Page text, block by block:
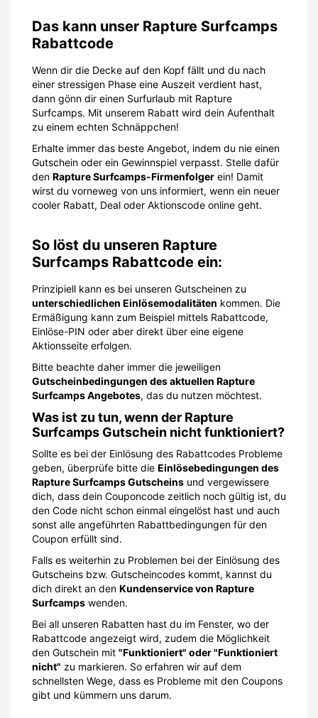
Das kann unser Rapture Surfcamps
Rabattcode
Wenn dir die Decke auf den Kopf fällt und du nach
einer stressigen Phase eine Auszeit verdient hast,
dann gönn dir einen Surfurlaub mit Rapture
Surfcamps. Mit unserem Rabatt wird dein Aufenthalt
zu einem echten Schnäppchen!
Erhalte immer das beste Angebot, indem du nie einen
Gutschein oder ein Gewinnspiel verpasst. Stelle dafür
den Rapture Surfcamps-Firmenfolger ein! Damit
wirst du vorneweg von uns informiert, wenn ein neuer
cooler Rabatt, Deal oder Aktionscode online geht.
So löst du unseren Rapture
Surfcamps Rabattcode ein:
Prinzipiell kann es bei unseren Gutscheinen zu
unterschiedlichen Einlösemodalitäten kommen. Die
Ermäßigung kann zum Beispiel mittels Rabattcode,
Einlöse-PIN oder aber direkt über eine eigene
Aktionsseite erfolgen.
Bitte beachte daher immer die jeweiligen
Gutscheinbedingungen des aktuellen Rapture
Surfcamps Angebotes, das du nutzen möchtest.
Was ist zu tun, wenn der Rapture
Surfcamps Gutschein nicht funktioniert?
Sollte es bei der Einlösung des Rabattcodes Probleme
geben, überprüfe bitte die Einlösebedingungen des
Rapture Surfcamps Gutscheins und vergewissere
dich, dass dein Couponcode zeitlich noch gültig ist, du
den Code nicht schon einmal eingelöst hast und auch
sonst alle angeführten Rabattbedingungen für den
Coupon erfüllt sind.
Falls es weiterhin zu Problemen bei der Einlösung des
Gutscheins bzw. Gutscheincodes kommt, kannst du
dich direkt an den Kundenservice von Rapture
Surfcamps wenden.
Bei all unseren Rabatten hast du im Fenster, wo der
Rabattcode angezeigt wird, zudem die Möglichkeit
den Gutschein mit "Funktioniert" oder "Funktioniert
nicht" zu markieren. So erfahren wir auf dem
schnellsten Wege, dass es Probleme mit den Coupons
gibt und kümmern uns darum.